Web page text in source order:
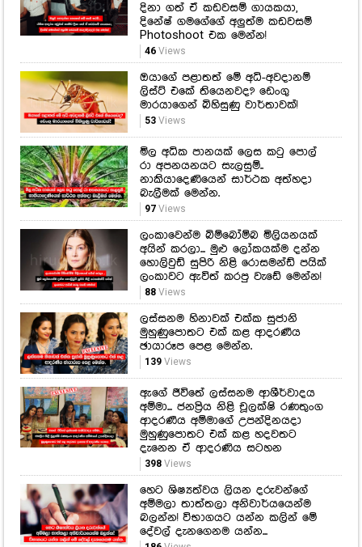
Recent Gossip Post
ඔහුව නොදන්නා කෙනෙක් නම් නැති
තරම්... රසික ආදරය අඩුවක් නැතිව
දිනා ගත් ඒ කඩවසම් ගායකයා,
දිනේෂ් ගමගේගේ අලුත්ම කඩවසම්
Photoshoot එක මෙන්න!
ඔයාගේ පළාතත් මේ අධි-අවදානම්
ලිස්ට් එකේ තියෙනවද? ඩෙංගු
මාරයාගෙන් බිහිසුණු වාර්තාවක්!
53 Views
මිල අධික පානයක් ලෙස කටු පොල්
රා අපනයනයට සැලසුම්..
නාකියාදෙණියෙන් සාර්ථක අත්හදා
බැලීමක් මෙන්න.
ලංකාවෙන්ම බිම්බෝම්බ මිලියනයක්
අයින් කරලා... මුළු ලෝකයක්ම දන්න
හොලිවුඩ් සුපිරි නිළි රොසමන්ඩ් පයික්
ලංකාවට ඇවිත් කරපු වැඩේ මෙන්න!
ලස්සනම හිනාවක් එක්ක සුජානි
මුහුණුපොතට එක් කළ ආදරණීය
ඡායාරූප පෙළ මෙන්න.
139Views
ඇගේ ජීවිතේ ලස්සනම ආශීර්වාදය
අම්මා... ජනප්‍රිය නිළි චූලක්ෂි රණතුංග
ආදරණීය අම්මාගේ උපන්දිනයදා
මුහුණුපොතට එක් කළ හදවතට
දැනෙන ඒ ආදරණිය සටහන